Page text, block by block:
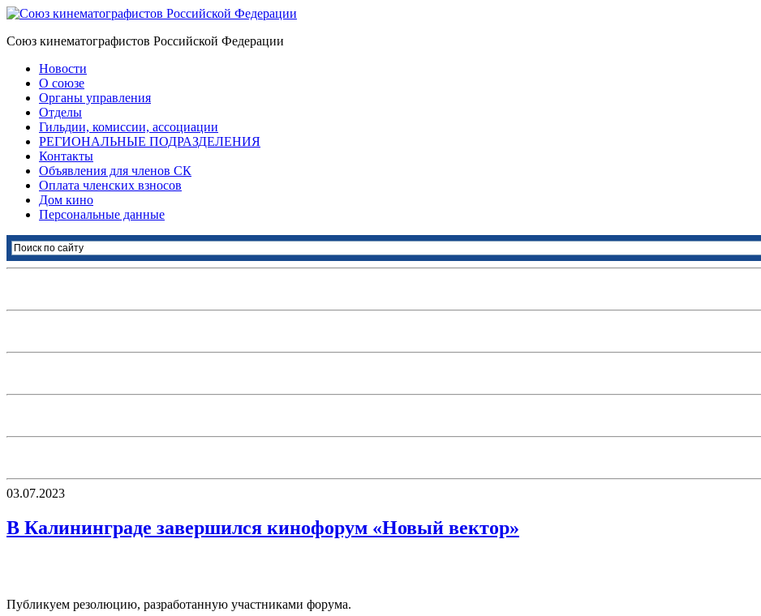
Союз кинематографистов Российской Федерации
Новости
О союзе
Органы управления
Отделы
Гильдии, комиссии, ассоциации
РЕГИОНАЛЬНЫЕ ПОДРАЗДЕЛЕНИЯ
Контакты
Объявления для членов СК
Оплата членских взносов
Дом кино
Персональные данные
03.07.2023
В Калининграде завершился кинофорум «Новый вектор»
Публикуем резолюцию, разработанную участниками форума.